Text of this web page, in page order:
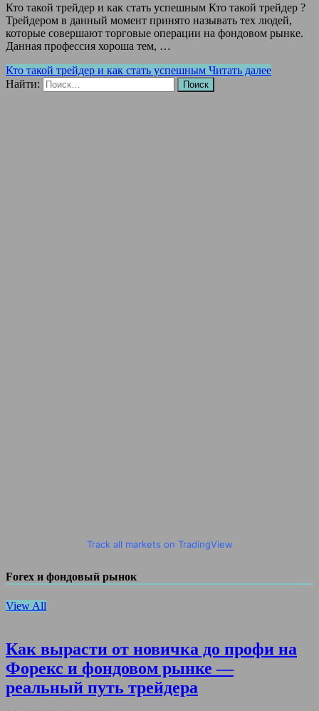
Кто такой трейдер и как стать успешным Кто такой трейдер ?
Трейдером в данный момент принято называть тех людей,
которые совершают торговые операции на фондовом рынке.
Данная профессия хороша тем, …
Кто такой трейдер и как стать успешным Читать далее
Найти:
Track all markets on TradingView
Forex и фондовый рынок
View All
Как вырасти от новичка до профи на
Форекс и фондовом рынке —
реальный путь трейдера